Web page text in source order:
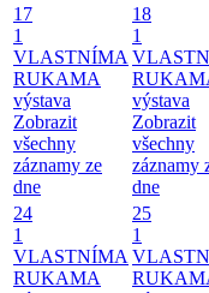
17
1
VLASTNÍMA
RUKAMA
výstava
Zobrazit
všechny
záznamy ze
dne
18
1
výstava
Zobrazit
všechny
záznamy
dne
24
1
VLASTNÍMA
RUKAMA
25
1